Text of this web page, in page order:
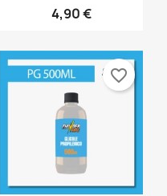
4,90 €
favorite_border